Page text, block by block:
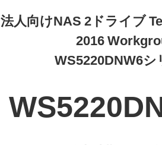
法人向けNAS 2ドライブ
2016
WS5220DNW6シ